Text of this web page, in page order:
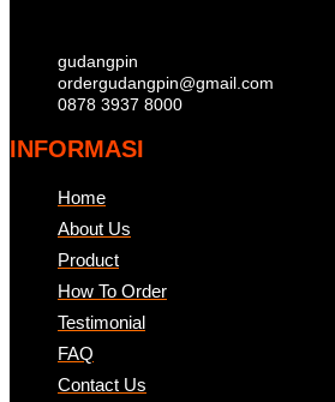
gudangpin
ordergudangpin@gmail.com
0878 3937 8000
INFORMASI
Home
About Us
Product
How To Order
Testimonial
FAQ
Contact Us